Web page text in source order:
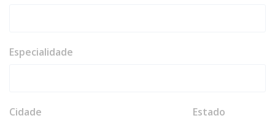
Especialidade
Cidade Estado